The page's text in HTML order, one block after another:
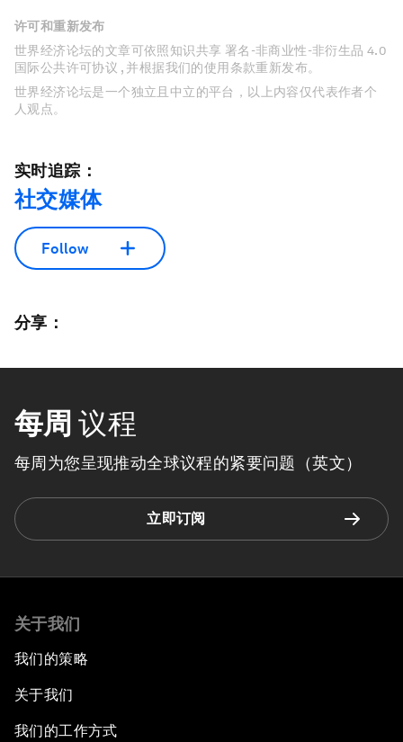
许可和重新发布
世界经济论坛的文章可依照知识共享 署名-非商业性-非衍生品 4.0
国际公共许可协议 , 并根据我们的使用条款重新发布。
世界经济论坛是一个独立且中立的平台，以上内容仅代表作者个
人观点。
实时追踪：
社交媒体
Follow
分享：
每周 议程
每周为您呈现推动全球议程的紧要问题（英文）
立即订阅
关于我们
我们的策略
关于我们
我们的工作方式